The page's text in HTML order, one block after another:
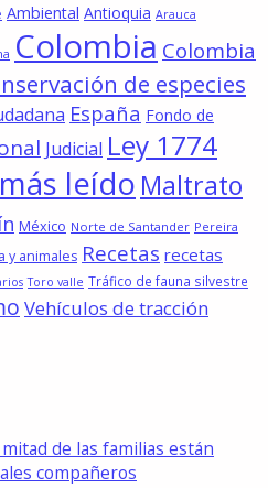
Ambiental Antioquia Arauca
Colombia Colombia
de especies
España Fondo de
Judicial Ley 1774
leído Maltrato
México Norte de Santander Pereira
y animales Recetas recetas
Toro valle Tráfico de fauna silvestre
Vehículos de tracción
de las familias están
compañeros